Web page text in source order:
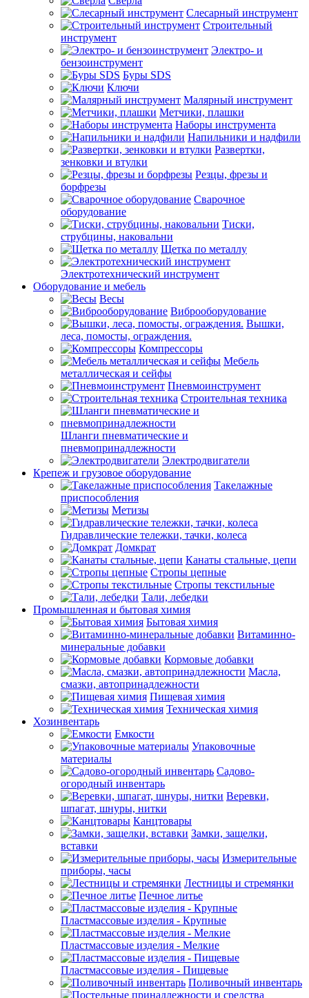
Слесарный инструмент
Строительный
инструмент
Электро- и
бензоинструмент
Буры SDS
Ключи
Малярный инструмент
Метчики, плашки
Наборы инструмента
Напильники и надфили
Развертки,
зенковки и втулки
Резцы, фрезы и
борфрезы
Сварочное
оборудование
Тиски,
струбцины, наковальни
Щетка по металлу
Электротехнический инструмент
Оборудование и мебель
Весы
Виброоборудование
Вышки,
леса, помосты, ограждения.
Компрессоры
Мебель
металлическая и сейфы
Пневмоинструмент
Строительная техника
Шланги пневматические и
пневмопринадлежности
Электродвигатели
Крепеж и грузовое оборудование
Такелажные
приспособления
Метизы
Гидравлические тележки, тачки, колеса
Домкрат
Канаты стальные, цепи
Стропы цепные
Стропы текстильные
Тали, лебедки
Промышленная и бытовая химия
Бытовая химия
Витаминно-
минеральные добавки
Кормовые добавки
Масла,
смазки, автопринадлежности
Пищевая химия
Техническая химия
Хозинвентарь
Емкости
Упаковочные
материалы
Садово-
огородный инвентарь
Веревки,
шпагат, шнуры, нитки
Канцтовары
Замки, защелки,
вставки
Измерительные
приборы, часы
Лестницы и стремянки
Печное литье
Пластмассовые изделия - Крупные
Пластмассовые изделия - Мелкие
Пластмассовые изделия - Пищевые
Поливочный инвентарь